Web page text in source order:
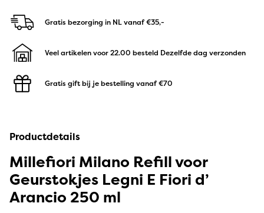
Gratis bezorging in NLvanaf €35,-
Veel artikelen voor 22.00 besteld Dezelfde dag verzonden
Gratis gift bij je bestelling vanaf €70
Productdetails
Millefiori Milano Refill voor
Geurstokjes Legni E Fiori d’
Arancio 250 ml